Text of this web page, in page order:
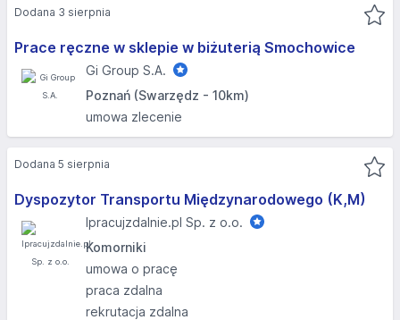
Prace ręczne w sklepie w biżuterią Smochowice
Gi Group S.A.
Poznań (Swarzędz - 10km)
umowa zlecenie
Dodana 3 sierpnia
Dyspozytor Transportu Międzynarodowego (K,M)
Ipracujzdalnie.pl Sp. z o.o.
Komorniki
umowa o pracę
praca zdalna
rekrutacja zdalna
Dodana 5 sierpnia